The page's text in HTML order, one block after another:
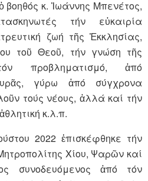
βοηθός κ. Ἰωάννης Μπενέτος,
τήν εὐκαιρία
ζωή τῆς Ἐκκλησίας,
τοῦ Θεοῦ, τήν γνώση τῆς
προβληματισμό, ἀπό
γύρω ἀπό σύγχρονα
τούς νέους, ἀλλά καί τήν
κ.λ.π.
2022 ἐπισκέφθηκε τήν
Χίου, Ψαρῶν καί
συνοδευόμενος ἀπό τόν